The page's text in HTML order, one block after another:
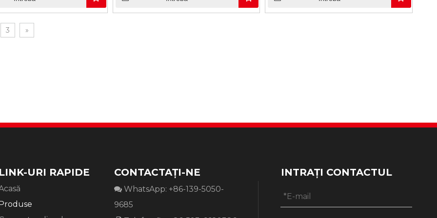
3 »
URI RAPIDE CONTACTAŢI-NE
 WhatsApp: +86-139-5050-
9685
INTRAȚI CONTACTUL